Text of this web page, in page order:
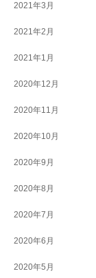
2021年3月
2021年2月
2021年1月
2020年12月
2020年11月
2020年10月
2020年9月
2020年8月
2020年7月
2020年6月
2020年5月